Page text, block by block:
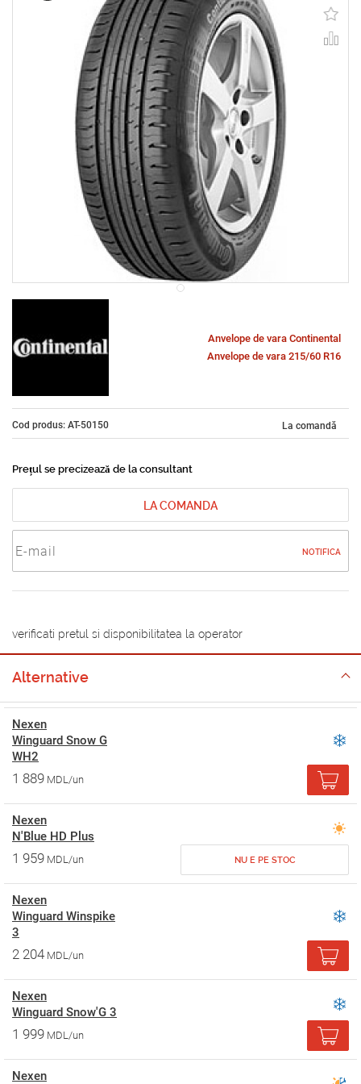
Anvelope de vara Continental
Anvelope de vara 215/60 R16
Cod produs: AT-50150 La comandă
Prețul se precizează de la consultant
LA COMANDA
NOTIFICA
verificati pretul si disponibilitatea la operator
Alternative
Nexen
Winguard Snow G
WH2
1 889 MDL/un
Nexen
N'Blue HD Plus
1 959 MDL/un NU E PE STOC
Nexen
Winguard Winspike
3
2 204 MDL/un
Nexen
Winguard Snow'G 3
1 999 MDL/un
Nexen